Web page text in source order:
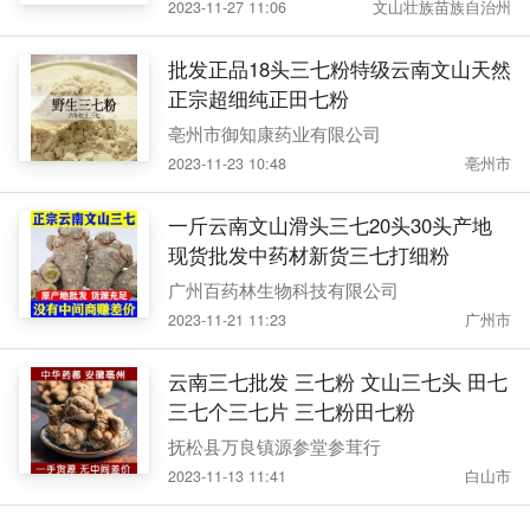
2023-11-27 11:06 文山壮族苗族自治州
批发正品18头三七粉特级云南文山天然
正宗超细纯正田七粉
亳州市御知康药业有限公司
2023-11-23 10:48 亳州市
一斤云南文山滑头三七20头30头产地
现货批发中药材新货三七打细粉
广州百药林生物科技有限公司
2023-11-21 11:23 广州市
云南三七批发 三七粉 文山三七头 田七
三七个三七片 三七粉田七粉
抚松县万良镇源参堂参茸行
2023-11-13 11:41 白山市